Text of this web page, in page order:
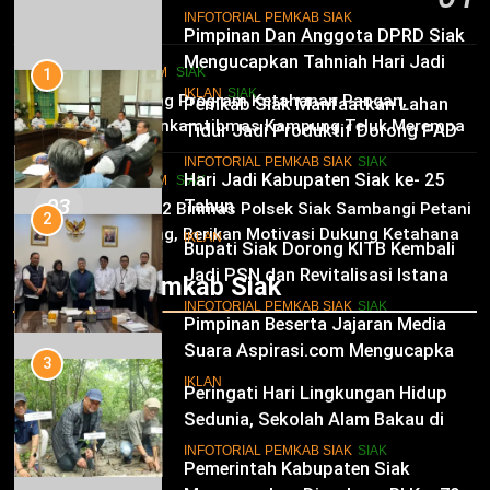
Pimpinan Dan Anggota DPRD Siak
Mengucapkan Tahniah Hari Jadi
Kabupaten Siak Ke-25 Tahun
IKLAN SIAK
11
Hari Jadi Kabupaten Siak ke- 25
Tahun
IKLAN
12
Pimpinan Beserta Jajaran Media
Suara Aspirasi.com Mengucapkan
Selamat HUT RI Ke-79
IKLAN
13
Pemerintah Kabupaten Siak
02
HUKRIM SIAK
Dukung Program Ketahanan Pangan,
Bhabinkamtibmas Kampung Teluk Merempan
Tinjau Tanaman Jagung Waga
03
HUKRIM SIAK
Panit 2 Binmas Polsek Siak Sambangi Petani
Jagung, Berikan Motivasi Dukung Ketahanan
Pangan Nasional
Infotorial Pemkab Siak
1
Pemkab Siak Manfaatkan Lahan
Tidur Jadi Produktif Dorong PAD
INFOTORIAL PEMKAB SIAK SIAK
2
Bupati Siak Dorong KITB Kembali
Jadi PSN dan Revitalisasi Istana
Kesultanan Siak
INFOTORIAL PEMKAB SIAK
3
Peringati Hari Lingkungan Hidup
Sedunia, Sekolah Alam Bakau di
Siak Cetak Generasi Penjaga
Pesisir